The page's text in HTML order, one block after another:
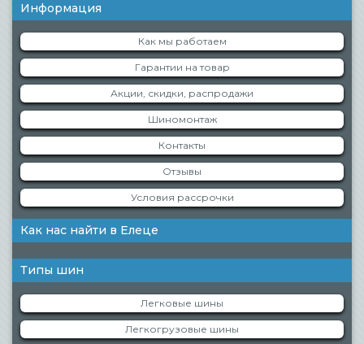
Информация
Как мы работаем
Гарантии на товар
Акции, скидки, распродажи
Шиномонтаж
Контакты
Отзывы
Условия рассрочки
Как нас найти в Елеце
Типы шин
Легковые шины
Легкогрузовые шины